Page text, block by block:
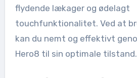
flydende lækager og ødelagt
touchfunktionalitet. Ved at
kan du nemt og effektivt
Hero8 til sin optimale tilstand.